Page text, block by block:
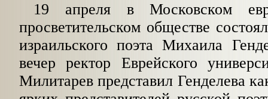
19 апреля в Московском
просветительском обществе
израильского поэта Михаила
вечер ректор Еврейского
Милитарев представил Генделева